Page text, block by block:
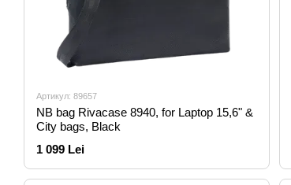
Артикул: 89657
NB bag Rivacase 8940, for Laptop 15,6" &
City bags, Black
1 099 Lei